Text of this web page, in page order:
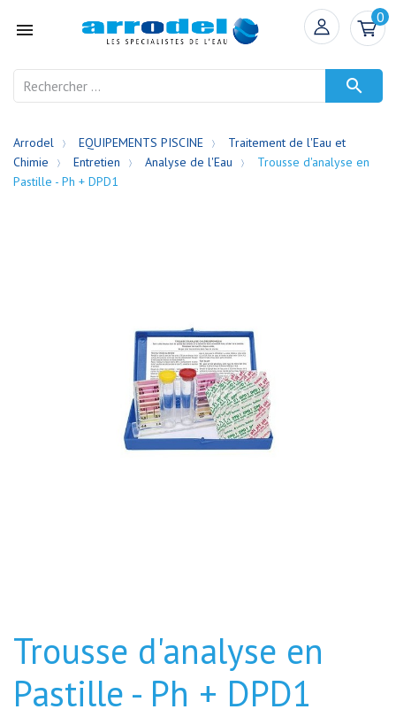

0

Arrodel EQUIPEMENTS PISCINE
Traitement de l'Eau et
Chimie
Entretien Analyse de l'Eau
Trousse d'analyse en
Pastille - Ph + DPD1
Trousse d'analyse en
Pastille - Ph + DPD1